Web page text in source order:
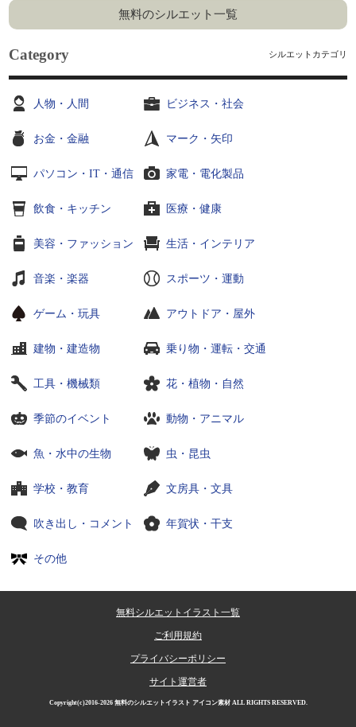
無料のシルエット一覧
Category シルエットカテゴリ
人物・人間 ビジネス・社会
お金・金融 マーク・矢印
パソコン・IT・通信 家電・電化製品
飲食・キッチン 医療・健康
美容・ファッション 生活・インテリア
音楽・楽器 スポーツ・運動
ゲーム・玩具 アウトドア・屋外
建物・建造物 乗り物・運転・交通
工具・機械類 花・植物・自然
季節のイベント 動物・アニマル
魚・水中の生物 虫・昆虫
学校・教育 文房具・文具
吹き出し・コメント 年賀状・干支
その他
無料シルエットイラスト一覧
ご利用規約
プライバシーポリシー
サイト運営者
Copyright(c)2016-2026 無料のシルエットイラスト アイコン素材ALL RIGHTS RESERVED.